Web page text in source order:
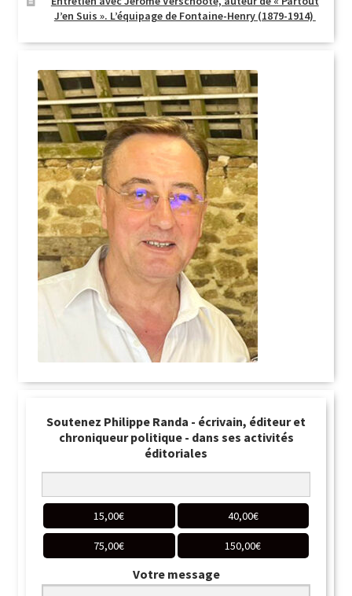
J’en Suis ». L’équipage de Fontaine-Henry (1879-1914)
Soutenez Philippe Randa - écrivain, éditeur et
chroniqueur politique - dans ses activités
éditoriales
15,00€ 40,00€
75,00€ 150,00€
Votre message